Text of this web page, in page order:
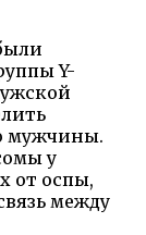
Y-
мужчины.
у
от оспы,
между